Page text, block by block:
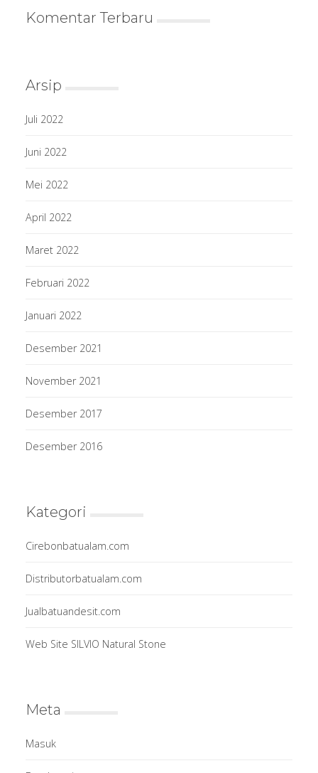
Komentar Terbaru
Arsip
Juli 2022
Juni 2022
Mei 2022
April 2022
Maret 2022
Februari 2022
Januari 2022
Desember 2021
November 2021
Desember 2017
Desember 2016
Kategori
Cirebonbatualam.com
Distributorbatualam.com
Jualbatuandesit.com
Web Site SILVIO Natural Stone
Meta
Masuk